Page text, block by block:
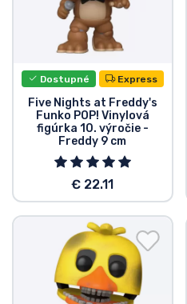
Dostupné Express
Five Nights at Freddy's
Funko POP! Vinylová
figúrka 10. výročie -
Freddy 9 cm
€ 22.11
Značky